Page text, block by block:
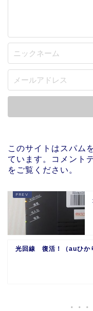
このサイトはスパム
ています。
コメント
をご覧ください 。
光回線 復活！（auひか